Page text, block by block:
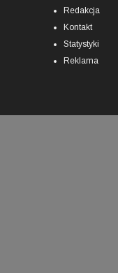
Redakcja
Kontakt
Statystyki
Reklama